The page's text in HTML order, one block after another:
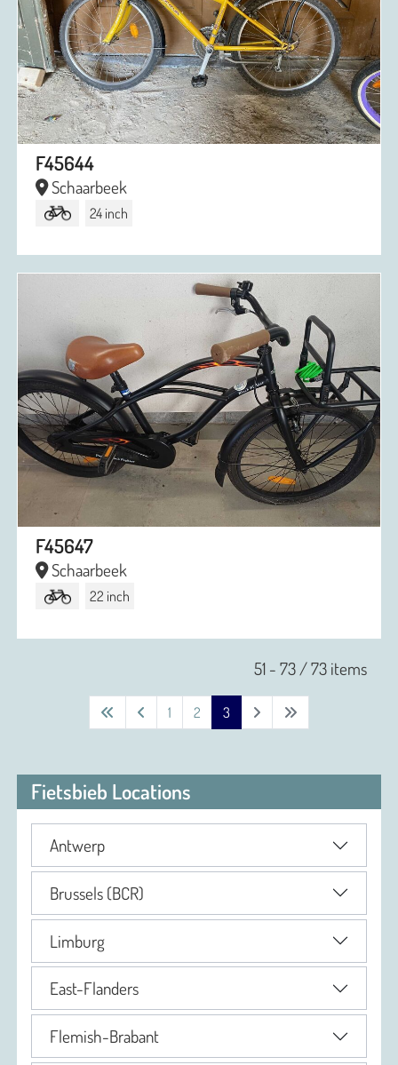
F45644
Schaarbeek
24 inch
F45647
Schaarbeek
22 inch
51 - 73 / 73 items
1 2 3
Fietsbieb Locations
Antwerp
Brussels (BCR)
Limburg
East-Flanders
Flemish-Brabant